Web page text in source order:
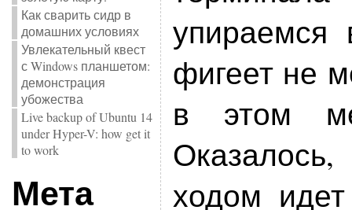
Как сварить сидр в
домашних условиях
Увлекательный квест
с Windows планшетом:
демонстрация
убожества
Live backup of Ubuntu 14
under Hyper-V: how get it
to work
Мета
упираемся
фигеет не
в этом
ходом